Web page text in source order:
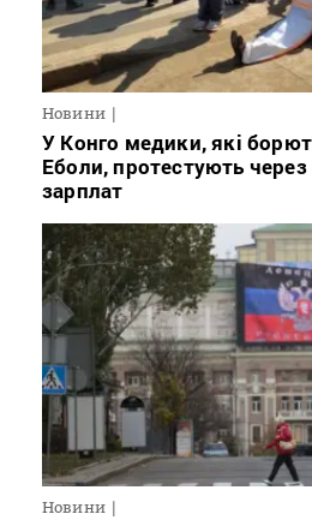
Новини
У Конго медики, які
Еболи, протестують
зарплат
Новини